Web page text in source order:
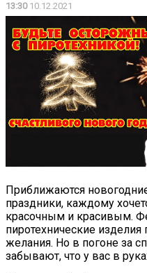
13:3010.12.2021
Приближаются
праздники, каждому
красочным и красивым.
пиротехнические
желания. Но в погоне за
забывают, что у вас в